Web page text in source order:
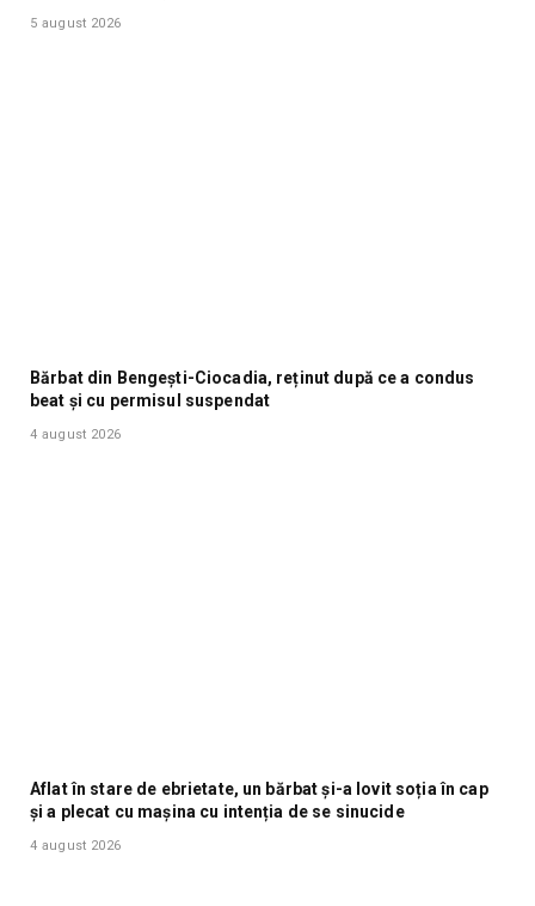
5 august 2026
Bărbat din Bengești-Ciocadia, reținut după ce a condus
beat și cu permisul suspendat
4 august 2026
Aflat în stare de ebrietate, un bărbat și-a lovit soția în cap
și a plecat cu mașina cu intenția de se sinucide
4 august 2026